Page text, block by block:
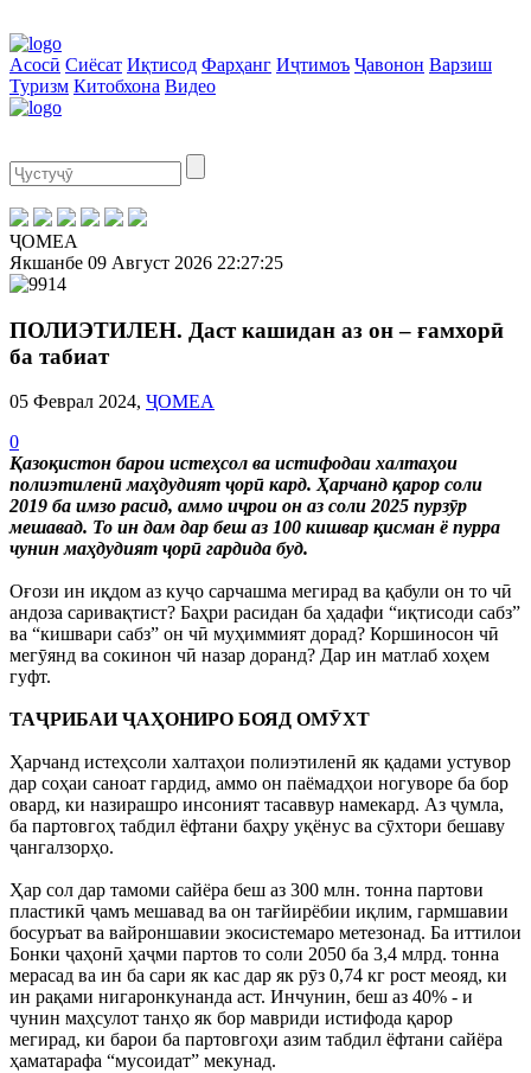
Асосӣ Сиёсат Иқтисод Фарҳанг Иҷтимоъ Ҷавонон Варзиш
Туризм Китобхона Видео
ҶОМЕА
Якшанбе 09 Август 2026 22:27:25
ПОЛИЭТИЛЕН. Даст кашидан аз он – ғамхорӣ
ба табиат
05 Феврал 2024, ҶОМЕА
0
Қазоқистон барои истеҳсол ва истифодаи халтаҳои
полиэтиленӣ маҳдудият ҷорӣ кард. Ҳарчанд қарор соли
2019 ба имзо расид, аммо иҷрои он аз соли 2025 пурзӯр
мешавад. То ин дам дар беш аз 100 кишвар қисман ё пурра
чунин маҳдудият ҷорӣ гардида буд.
Оғози ин иқдом аз куҷо сарчашма мегирад ва қабули он то чӣ
андоза саривақтист? Баҳри расидан ба ҳадафи “иқтисоди сабз”
ва “кишвари сабз” он чӣ муҳиммият дорад? Коршиносон чӣ
мегӯянд ва сокинон чӣ назар доранд? Дар ин матлаб хоҳем
гуфт.
ТАҶРИБАИ ҶАҲОНИРО БОЯД ОМӮХТ
Ҳарчанд истеҳсоли халтаҳои полиэтиленӣ як қадами устувор
дар соҳаи саноат гардид, аммо он паёмадҳои ногуворе ба бор
овард, ки назирашро инсоният тасаввур намекард. Аз ҷумла,
ба партовгоҳ табдил ёфтани баҳру уқёнус ва сӯхтори бешаву
ҷангалзорҳо.
Ҳар сол дар тамоми сайёра беш аз 300 млн. тонна партови
пластикӣ ҷамъ мешавад ва он тағйирёбии иқлим, гармшавии
босуръат ва вайроншавии экосистемаро метезонад. Ба иттилои
Бонки ҷаҳонӣ ҳаҷми партов то соли 2050 ба 3,4 млрд. тонна
мерасад ва ин ба сари як кас дар як рӯз 0,74 кг рост меояд, ки
ин рақами нигаронкунанда аст. Инчунин, беш аз 40% - и
чунин маҳсулот танҳо як бор мавриди истифода қарор
мегирад, ки барои ба партовгоҳи азим табдил ёфтани сайёра
ҳаматарафа “мусоидат” мекунад.